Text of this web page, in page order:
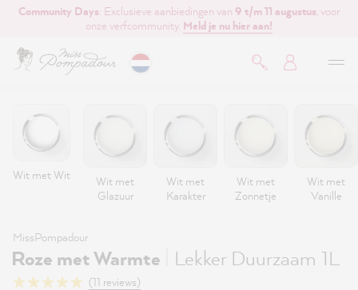
hoofdinhoud
Community Days: Exclusieve aanbiedingen van 9 t/m 11 augustus , voor
onze verfcommunity. Meld je nu hier aan!
Wit met Wit
Wit met
Glazuur
Wit met
Karakter
Wit met
Zonnetje
Wit met
Vanille
MissPompadour
Roze met Warmte Lekker Duurzaam 1L
(11 reviews)